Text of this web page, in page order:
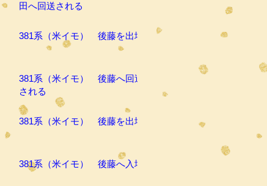
田へ回送される
381系（米イモ） 後藤を出場
381系（米イモ） 後藤へ回送
される
381系（米イモ） 後藤を出場
381系（米イモ） 後藤へ入場